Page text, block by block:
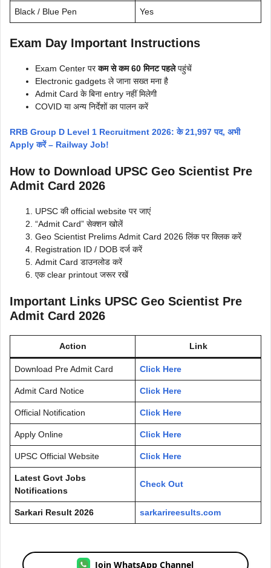
Black / Blue Pen Yes
Exam Day Important Instructions
Exam Center परकम से कम 60 मिनट पहलेपहुंचें
Electronic gadgets ले जाना सख्त मना है
Admit Card के बिना entry नहीं मिलेगी
COVID या अन्य निर्देशों का पालन करें
RRB Group D Level 1 Recruitment 2026: के 21,997 पद, अभी
Apply करें – Railway Job!
How to Download UPSC Geo Scientist Pre
Admit Card 2026
UPSC की official website पर जाएं
“Admit Card” सेक्शन खोलें
Geo Scientist Prelims Admit Card 2026 लिंक पर क्लिक करें
Registration ID / DOB दर्ज करें
Admit Card डाउनलोड करें
एक clear printout जरूर रखें
Important Links UPSC Geo Scientist Pre
Admit Card 2026
Action Link
Download Pre Admit Card Click Here
Admit Card Notice Click Here
Official Notification Click Here
Apply Online Click Here
UPSC Official Website Click Here
Latest Govt Jobs
Notifications
Check Out
Sarkari Result 2026 sarkarireesults.com
Join WhatsApp Channel